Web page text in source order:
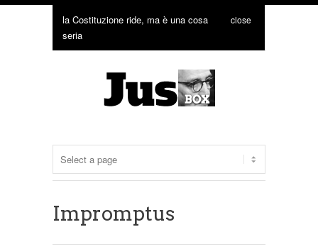
la Costituzione ride, ma è una cosa
seria
close
Impromptus